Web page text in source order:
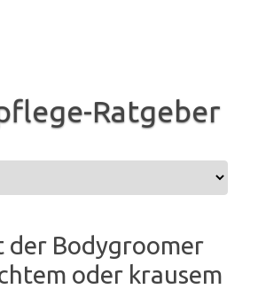
Ratgeber
der Bodygroomer
oder krausem